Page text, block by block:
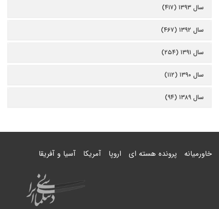
سال ۱۳۹۳ (۴۱۷)
سال ۱۳۹۲ (۴۶۷)
سال ۱۳۹۱ (۲۵۴)
سال ۱۳۹۰ (۱۱۲)
سال ۱۳۸۹ (۹۴)
خاورمیانه پرونده هسته ای اروپا آمریکا آسیا و آفریقا